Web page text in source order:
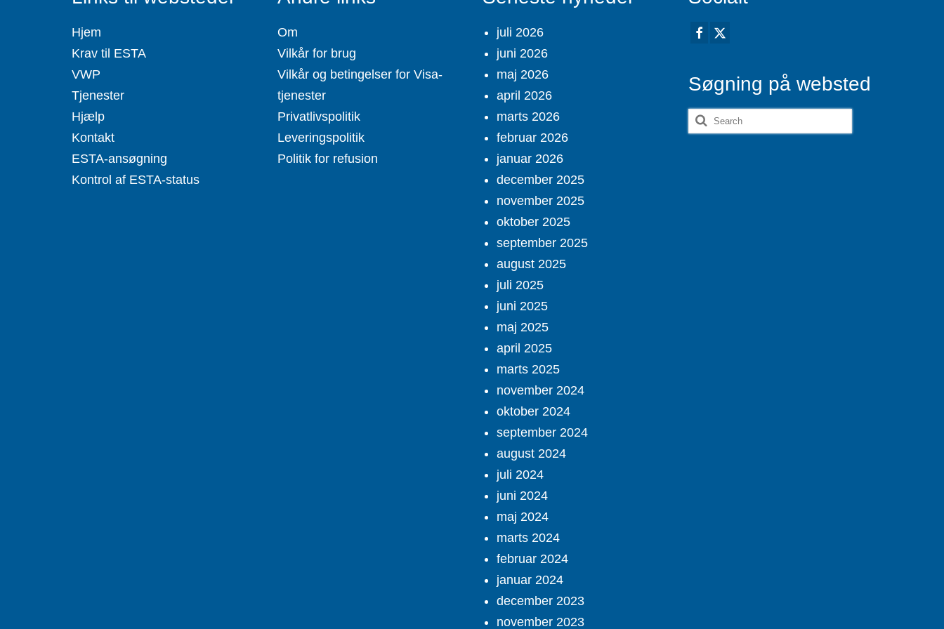
Hjem
Krav til ESTA
VWP
Tjenester
Hjælp
Kontakt
ESTA-ansøgning
Kontrol af ESTA-status
Om
Vilkår for brug
Vilkår og betingelser for Visa-
tjenester
Privatlivspolitik
Leveringspolitik
Politik for refusion
juli 2026
juni 2026
maj 2026
april 2026
marts 2026
februar 2026
januar 2026
december 2025
november 2025
oktober 2025
september 2025
august 2025
juli 2025
juni 2025
maj 2025
april 2025
marts 2025
november 2024
oktober 2024
september 2024
august 2024
juli 2024
juni 2024
maj 2024
marts 2024
februar 2024
januar 2024
december 2023
november 2023
Søgning på websted
Search
for: